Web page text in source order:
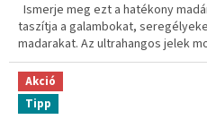
Ismerje meg ezt a hatékony
taszítja a galambokat,
madarakat. Az ultrahangos jelek
Akció
Tipp